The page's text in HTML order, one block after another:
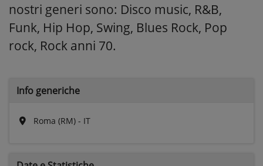
nostri generi sono: Disco music, R&B,
Funk, Hip Hop, Swing, Blues Rock, Pop
rock, Rock anni 70.
Info generiche
Roma (RM) - IT